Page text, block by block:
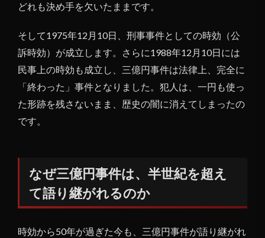
どれも決め手を欠いたままです。
そして1975年12月10日、刑事事件としての時効（公
訴時効）が成立します。さらに1988年12月10日には
民事上の時効も成立し、三億円事件は法律上、完全に
「終わった」事件となりました。犯人は、一円も使っ
た形跡を残さないまま、歴史の闇に消えてしまったの
です。
なぜ三億円事件は、半世紀を超え
て語り継がれるのか
時効から50年が過ぎた今も、三億円事件が語り継がれ